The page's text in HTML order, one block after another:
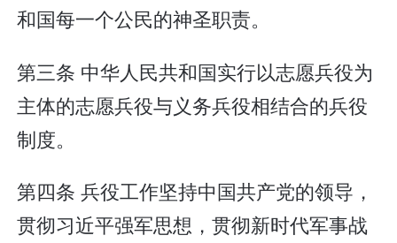
和国每一个公民的神圣职责。
第三条 中华人民共和国实行以志愿兵役为
主体的志愿兵役与义务兵役相结合的兵役
制度。
第四条 兵役工作坚持中国共产党的领导，
贯彻习近平强军思想，贯彻新时代军事战